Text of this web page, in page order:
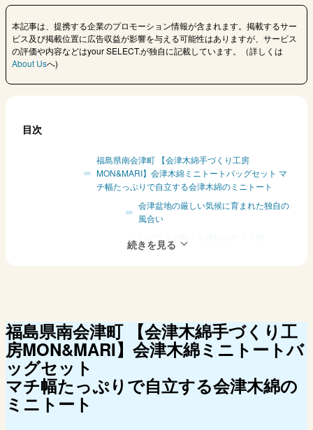
本記事は、提携する企業のプロモーション情報が含まれます。掲載するサー
ビス及び掲載位置に広告収益が影響を与える可能性はありますが、サービス
の評価や内容などはyour SELECT.が独自に記載しています。（詳しくは
About Usへ)
目次
福島県南会津町 【会津木綿手づくり工房
MON&MARI】会津木綿ミニトートバッグセット マ
チ幅たっぷりで自立する会津木綿のミニトート
会津盆地の厳しい気候に育まれた独自の
風合い
“初めての会津塗”にもぴったりのセット
福島県いわき市 【いわきチョコレート】めひかり
塩チョコ 常磐もの（じょうばんもの）のソウルフ
スイーツ好きをうならせる完成度の高さ
福島県南会津町【会津木綿手づくり工
房MON&MARI】会津木綿ミニトートバ
ッグセット
マチ幅たっぷりで自立する会津木綿の
ミニトート